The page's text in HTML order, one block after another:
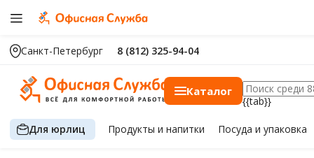
Санкт-Петербург 8 (812) 325-94-04
Каталог
{{tab}}
Для юрлиц Продуктыи напитки Посуда и упаковка